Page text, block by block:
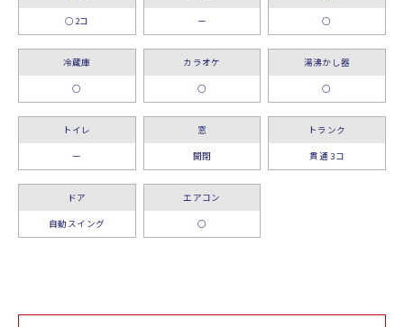
○2コ ー ○
冷蔵庫
○
カラオケ
○
湯沸かし器
○
トイレ
ー
窓
開閉
トランク
貫通 3コ
ドア
自動スイング
エアコン
○